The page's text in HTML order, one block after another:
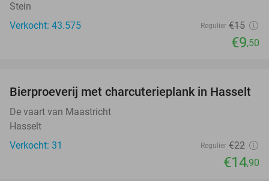
Stein
Verkocht: 43.575
Regulier €15
€9,50
32%
Bierproeverij met charcuterieplank in Hasselt
De vaart van Maastricht
Hasselt
Verkocht: 31
Regulier €22
€14,90